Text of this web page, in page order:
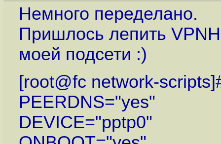
Немного переделано.
Пришлось лепить
моей подсети :)
[root@fc network-
PEERDNS="yes"
DEVICE="pptp0"